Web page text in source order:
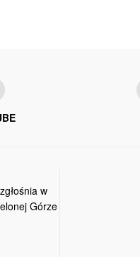
w
Górze